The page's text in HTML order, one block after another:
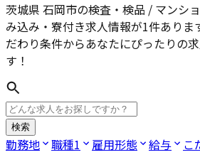
茨城県 石岡市の検査・検品 / マンシ
み込み・寮付き求人情報が1件ありま
だわり条件からあなたにぴったりの
す！
検索
勤務地 職種1 雇用形態 給与 こ